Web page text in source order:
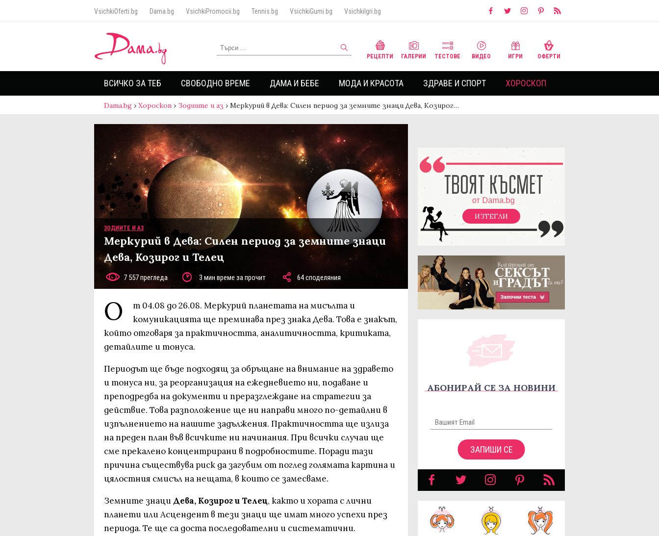
VsichkiOferti.bg Dama.bg VsichkiPromocii.bg Tennis.bg VsichkiGumi.bg VsichkiIgri.bg
РЕЦЕПТИ ГАЛЕРИИ ТЕСТОВЕ ВИДЕО ИГРИ ОФЕРТИ
ВСИЧКО ЗА ТЕБ СВОБОДНО ВРЕМЕ ДАМА И БЕБЕ МОДА И КРАСОТА ЗДРАВЕ И СПОРТ ХОРОСКОП
Dama.bg › Хороскоп › Зодиите и аз › Меркурий в Дева: Силен период за земните знаци Дева, Козирог…
ЗОДИИТЕ И АЗ
Меркурий в Дева: Силен период за земните знаци
Дева, Козирог и Телец
7 557 прегледа 3 мин време за прочит 64 споделяния
О
т 04.08 до 26.08. Меркурий планетата на мисълта и
комуникацията ще преминава през знака Дева. Това е знакът,
който отговаря за практичността, аналитичността, критиката,
детайлите и тонуса.
Периодът ще бъде подходящ за обръщане на внимание на здравето
и тонуса ни, за реорганизация на ежедневието ни, подаване и
преподредба на документи и преразглеждане на стратегии за
действие. Това разположение ще ни направи много по-детайлни в
изпълнението на нашите задължения. Практичността ще излиза
на преден план във всичките ни начинания. При всички случаи ще
сме прекалено концентрирани в подробностите. Поради тази
причина съществува риск да загубим от поглед голямата картина и
цялостния смисъл на нещата, в които се замесваме.
Земните знациДева, Козирог и Телец, както и хората с лични
планети или Асцендент в тези знаци ще имат много успехи през
периода. Те ще са доста последователни и систематични.
ИЗТЕГЛИ
АБОНИРАЙ СЕ ЗА НОВИНИ
ЗАПИШИ СЕ